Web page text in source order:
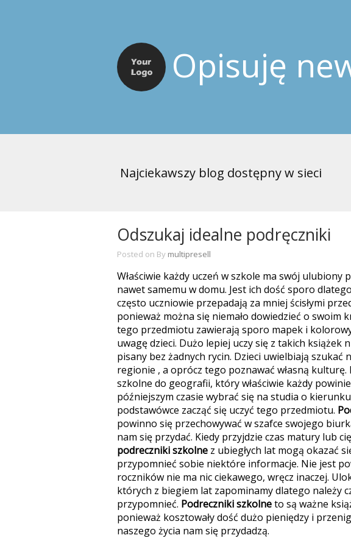
Opisuję
Najciekawszy blog dostępny w sieci
Odszukaj idealne podręczniki
Posted on By multipresell
Właściwie każdy uczeń w szkole ma swój
nawet samemu w domu. Jest ich dość sporo
często uczniowie przepadają za mniej ścisłymi
ponieważ można się niemało dowiedzieć o swoim
tego przedmiotu zawierają sporo mapek i
uwagę dzieci. Dużo lepiej uczy się z takich książek
pisany bez żadnych rycin. Dzieci uwielbiają szukać
regionie , a oprócz tego poznawać własną
szkolne do geografii, który właściwie każdy
późniejszym czasie wybrać się na studia o
podstawówce zacząć się uczyć tego przedmiotu.
powinno się przechowywać w szafce swojego
nam się przydać. Kiedy przyjdzie czas matury lub
podreczniki szkolne z ubiegłych lat mogą okazać
przypomnieć sobie niektóre informacje. Nie jest
roczników nie ma nic ciekawego, wręcz inaczej.
których z biegiem lat zapominamy dlatego należy
przypomnieć. Podreczniki szkolneto są ważne
ponieważ kosztowały dość dużo pieniędzy i
naszego życia nam się przydadzą.